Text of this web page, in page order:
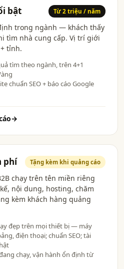
bật Từ 2 triệu / năm
trong ngành — khách thấy
tìm nhà cung cấp. Vị trí giới
tỉnh.
tìm theo ngành, trên 4+1
chuẩn SEO + báo cáo Google
→
phí Tặng kèm khi quảng cáo
chạy trên tên miền riêng
nội dung, hosting, chăm
kèm khách hàng quảng
đẹp trên mọi thiết bị — máy
điện thoại; chuẩn SEO; tài
chạy, vận hành ổn định từ